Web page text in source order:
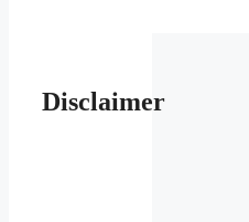
Disclaimer